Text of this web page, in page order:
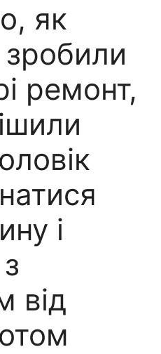
як
зробили
ремонт,
і
від